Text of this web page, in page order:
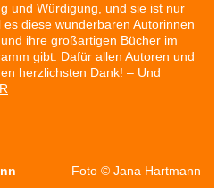
und Würdigung, und sie ist nur
es diese wunderbaren Autorinnen
ihre großartigen Bücher im
gibt: Dafür allen Autoren und
herzlichsten Dank! – Und
Foto © Jana Hartmann